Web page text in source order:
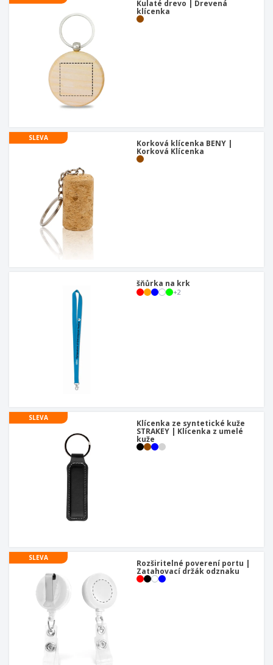
Kulaté drevo | Drevená
klícenka
SLEVA
Korková klícenka BENY |
Korková Klícenka
šňůrka na krk
+2
SLEVA
Klícenka ze syntetické kuže
STRAKEY | Klícenka z umelé
kuže
SLEVA
Rozširitelné poverení portu |
Zatahovací držák odznaku